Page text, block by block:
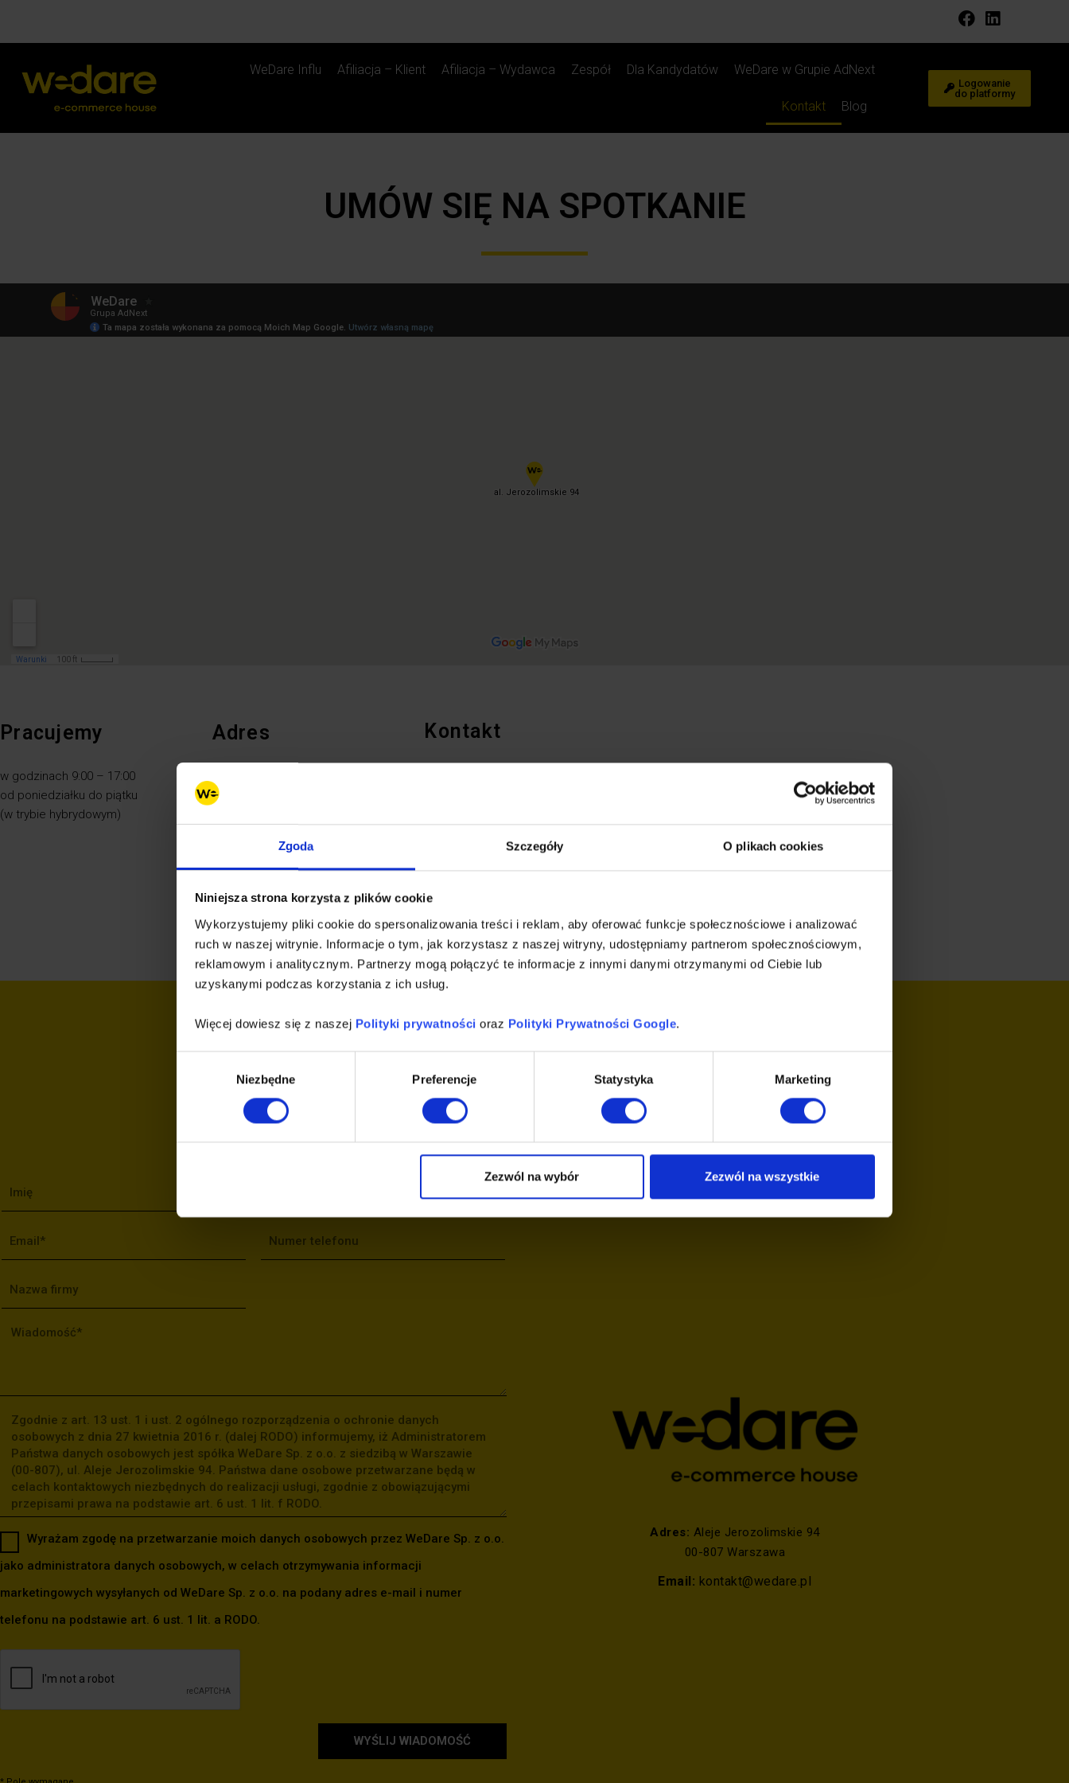
Zgoda Szczegóły O plikach cookies
Niniejsza strona korzysta z plików cookie
Wykorzystujemy pliki cookie do spersonalizowania treści i reklam, aby oferować funkcje społecznościowe i analizować
ruch w naszej witrynie. Informacje o tym, jak korzystasz z naszej witryny, udostępniamy partnerom społecznościowym,
reklamowym i analitycznym. Partnerzy mogą połączyć te informacje z innymi danymi otrzymanymi od Ciebie lub
uzyskanymi podczas korzystania z ich usług.
Więcej dowiesz się z naszej Polityki prywatności oraz Polityki Prywatności Google.
Niezbędne Preferencje Statystyka Marketing
Zezwól na wybór Zezwól na wszystkie
WeDare Influ Afiliacja – Klient Afiliacja – Wydawca Zespół Dla Kandydatów WeDare w Grupie AdNext
Kontakt Blog
Logowanie
do platformy
UMÓW SIĘ NA SPOTKANIE
Pracujemy
w godzinach 9:00 – 17:00
od poniedziałku do piątku
(w trybie hybrydowym)
Adres
00-807 Warszawa
Kontakt
ALBO NAPISZ DO NAS
Wyrażam zgodę na przetwarzanie moich danych osobowych przez WeDare Sp. z o.o.
jako administratora danych osobowych, w celach otrzymywania informacji
marketingowych wysyłanych od WeDare Sp. z o.o. na podany adres e-mail i numer
telefonu na podstawie art. 6 ust. 1 lit. a RODO.
WYŚLIJ WIADOMOŚĆ
Adres: Aleje Jerozolimskie 94
00-807 Warszawa
Email: kontakt@wedare.pl